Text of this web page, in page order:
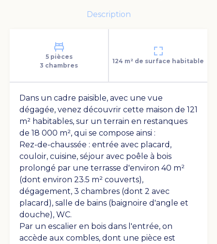
Description
5 pièces
3 chambres
124 m² de surface habitable
Dans un cadre paisible, avec une vue
dégagée, venez découvrir cette maison de 121
m² habitables, sur un terrain en restanques
de 18 000 m², qui se compose ainsi :
Rez-de-chaussée : entrée avec placard,
couloir, cuisine, séjour avec poêle à bois
prolongé par une terrasse d'environ 40 m²
(dont environ 23.5 m² couverts),
dégagement, 3 chambres (dont 2 avec
placard), salle de bains (baignoire d'angle et
douche), WC.
Par un escalier en bois dans l'entrée, on
accède aux combles, dont une pièce est